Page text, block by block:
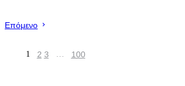
Επόμενο
1 2 3 … 100